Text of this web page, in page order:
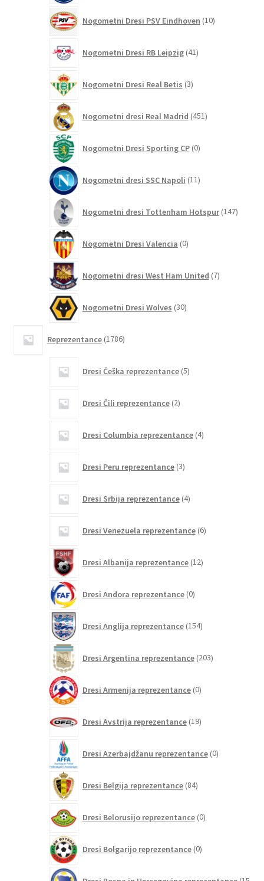
Nogometni Dresi PSV Eindhoven 10izdelkov
Nogometni Dresi RB Leipzig 41izdelkov
Nogometni Dresi Real Betis 3izdelki
Nogometni dresi Real Madrid 451izdelkov
Nogometni Dresi Sporting CP 0izdelkov
Nogometni dresi SSC Napoli 11izdelkov
Nogometni dresi Tottenham Hotspur 147
Nogometni Dresi Valencia 0izdelkov
Nogometni dresi West Ham United 7izdelkov
Nogometni Dresi Wolves 30izdelkov
Reprezentance 1786izdelkov
Dresi Češka reprezentance 5izdelkov
Dresi Čili reprezentance 2izdelka
Dresi Columbia reprezentance 4izdelki
Dresi Peru reprezentance 3izdelki
Dresi Srbija reprezentance 4izdelki
Dresi Venezuela reprezentance 6izdelkov
Dresi Albanija reprezentance 12izdelkov
Dresi Andora reprezentance 0izdelkov
Dresi Anglija reprezentance 154izdelkov
Dresi Argentina reprezentance 203izdelki
Dresi Armenija reprezentance 0izdelkov
Dresi Avstrija reprezentance 19izdelkov
Dresi Azerbajdžanu reprezentance 0izdelkov
Dresi Belgija reprezentance 84izdelkov
Dresi Belorusijo reprezentance 0izdelkov
Dresi Bolgarijo reprezentance 0izdelkov